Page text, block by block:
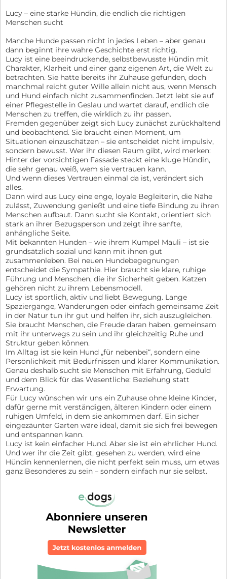
Lucy – eine starke Hündin, die endlich die richtigen
Menschen sucht
Manche Hunde passen nicht in jedes Leben – aber genau
dann beginnt ihre wahre Geschichte erst richtig.
Lucy ist eine beeindruckende, selbstbewusste Hündin mit
Charakter, Klarheit und einer ganz eigenen Art, die Welt zu
betrachten. Sie hatte bereits ihr Zuhause gefunden, doch
manchmal reicht guter Wille allein nicht aus, wenn Mensch
und Hund einfach nicht zusammenfinden. Jetzt lebt sie auf
einer Pflegestelle in Geslau und wartet darauf, endlich die
Menschen zu treffen, die wirklich zu ihr passen.
Fremden gegenüber zeigt sich Lucy zunächst zurückhaltend
und beobachtend. Sie braucht einen Moment, um
Situationen einzuschätzen – sie entscheidet nicht impulsiv,
sondern bewusst. Wer ihr diesen Raum gibt, wird merken:
Hinter der vorsichtigen Fassade steckt eine kluge Hündin,
die sehr genau weiß, wem sie vertrauen kann.
Und wenn dieses Vertrauen einmal da ist, verändert sich
alles.
Dann wird aus Lucy eine enge, loyale Begleiterin, die Nähe
zulässt, Zuwendung genießt und eine tiefe Bindung zu ihren
Menschen aufbaut. Dann sucht sie Kontakt, orientiert sich
stark an ihrer Bezugsperson und zeigt ihre sanfte,
anhängliche Seite.
Mit bekannten Hunden – wie ihrem Kumpel Mauli – ist sie
grundsätzlich sozial und kann mit ihnen gut
zusammenleben. Bei neuen Hundebegegnungen
entscheidet die Sympathie. Hier braucht sie klare, ruhige
Führung und Menschen, die ihr Sicherheit geben. Katzen
gehören nicht zu ihrem Lebensmodell.
Lucy ist sportlich, aktiv und liebt Bewegung. Lange
Spaziergänge, Wanderungen oder einfach gemeinsame Zeit
in der Natur tun ihr gut und helfen ihr, sich auszugleichen.
Sie braucht Menschen, die Freude daran haben, gemeinsam
mit ihr unterwegs zu sein und ihr gleichzeitig Ruhe und
Struktur geben können.
Im Alltag ist sie kein Hund „für nebenbei“, sondern eine
Persönlichkeit mit Bedürfnissen und klarer Kommunikation.
Genau deshalb sucht sie Menschen mit Erfahrung, Geduld
und dem Blick für das Wesentliche: Beziehung statt
Erwartung.
Für Lucy wünschen wir uns ein Zuhause ohne kleine Kinder,
dafür gerne mit verständigen, älteren Kindern oder einem
ruhigen Umfeld, in dem sie ankommen darf. Ein sicher
eingezäunter Garten wäre ideal, damit sie sich frei bewegen
und entspannen kann.
Lucy ist kein einfacher Hund. Aber sie ist ein ehrlicher Hund.
Und wer ihr die Zeit gibt, gesehen zu werden, wird eine
Hündin kennenlernen, die nicht perfekt sein muss, um etwas
ganz Besonderes zu sein – sondern einfach nur sie selbst.